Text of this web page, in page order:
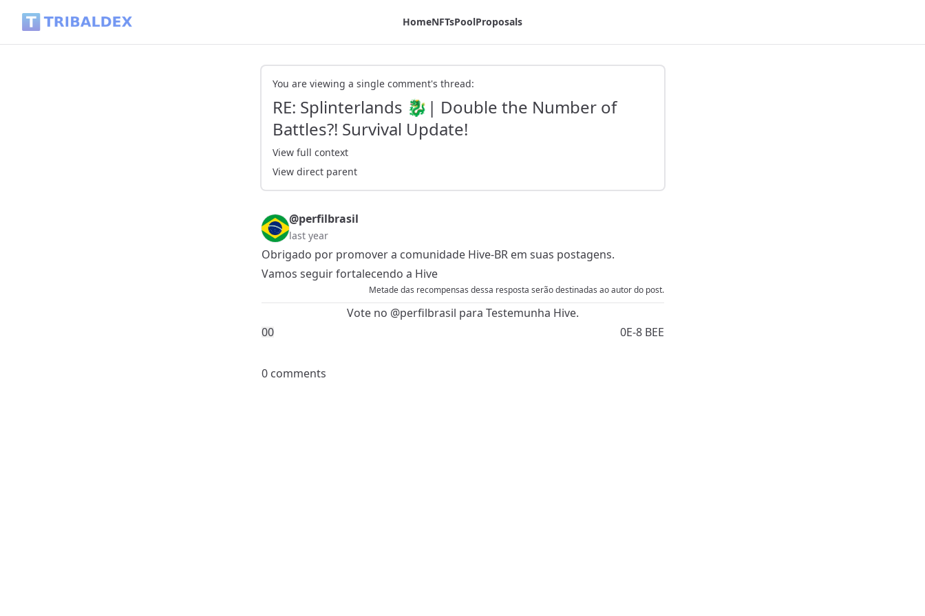
HomeNFTsPoolProposals
You are viewing a single comment's thread:
RE: Splinterlands 🐉| Double the Number of
Battles?! Survival Update!
View full context
View direct parent
@perfilbrasil
last year
Obrigado por promover a comunidade Hive-BR em suas postagens.
Vamos seguir fortalecendo a Hive
Metade das recompensas dessa resposta serão destinadas ao autor do post.
Vote no @perfilbrasil para Testemunha Hive.
00 0E-8 BEE
0 comments